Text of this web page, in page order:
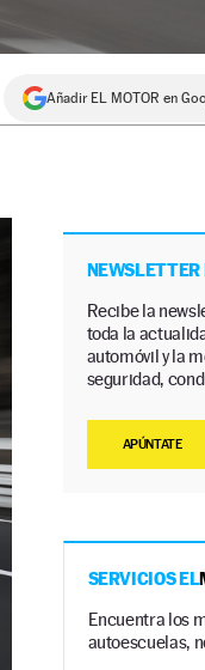
Añadir EL MOTOR en
NEWSLETTER
Recibe la
toda la
automóvil y la
seguridad,
APÚNTATE
SERVICIOS EL
Encuentra los
autoescuelas,